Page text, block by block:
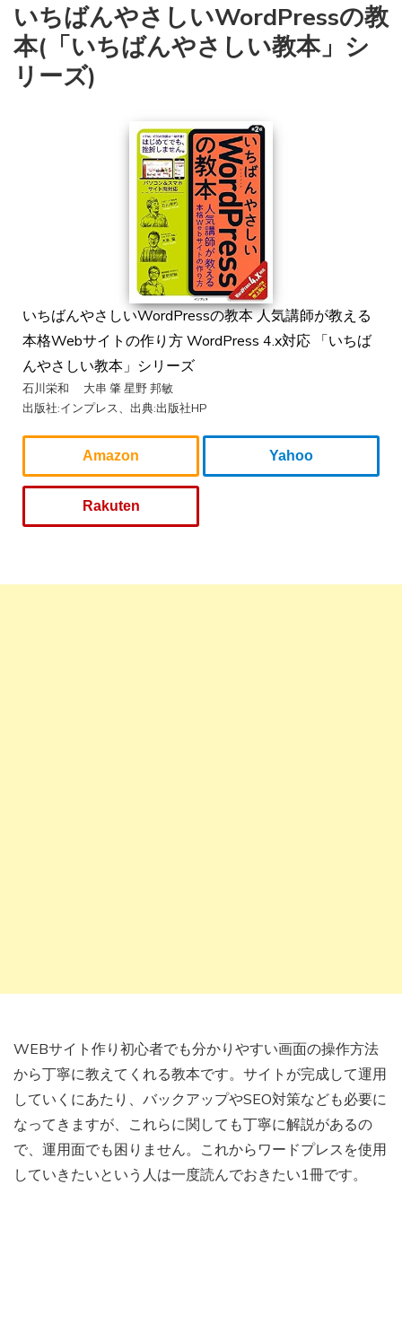
いちばんやさしいWordPressの教
本(「いちばんやさしい教本」シ
リーズ)
いちばんやさしいWordPressの教本 人気講師が教える
本格Webサイトの作り方 WordPress 4.x対応 「いちば
んやさしい教本」シリーズ
石川栄和 大串 肇 星野 邦敏
出版社:インプレス、出典:出版社HP
Amazon Yahoo
Rakuten
WEBサイト作り初心者でも分かりやすい画面の操作方法
から丁寧に教えてくれる教本です。サイトが完成して運用
していくにあたり、バックアップやSEO対策なども必要に
なってきますが、これらに関しても丁寧に解説があるの
で、運用面でも困りません。これからワードプレスを使用
していきたいという人は一度読んでおきたい1冊です。